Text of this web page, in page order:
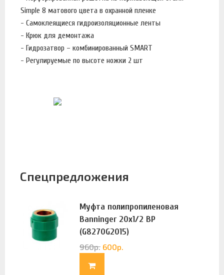
Simple 8 матового цвета в охранной пленке
- Самоклеящиеся гидроизоляционные ленты
- Крюк для демонтажа
- Гидрозатвор – комбинированный SMART
- Регулируемые по высоте ножки 2 шт
Спецпредложения
Муфта полипропиленовая
Banninger 20х1/2 ВР
(G8270G2015)
960р. 600р.